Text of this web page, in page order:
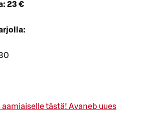
23 €
aamiaiselle tästä! Avaneb uues